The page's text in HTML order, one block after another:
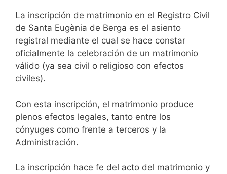
La inscripción de matrimonio en el Registro Civil
de Santa Eugènia de Berga es el asiento
registral mediante el cual se hace constar
oficialmente la celebración de un matrimonio
válido (ya sea civil o religioso con efectos
civiles).
Con esta inscripción, el matrimonio produce
plenos efectos legales, tanto entre los
cónyuges como frente a terceros y la
Administración.
La inscripción hace fe del acto del matrimonio y